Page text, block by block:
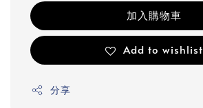
加入購物車
Add to wishlist
分享